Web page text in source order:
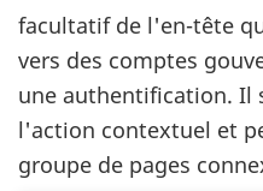
facultatif de l'en-tête
vers des comptes
une authentification. Il
l'action contextuel et
groupe de pages